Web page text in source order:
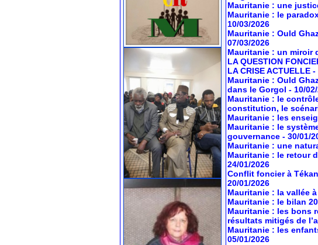
Mauritanie : une
Mauritanie : le
10/03/2026
Mauritanie : Ould
07/03/2026
Mauritanie : un miroir
LA QUESTION
LA CRISE ACTUELLE -
Mauritanie : Ould
dans le Gorgol - 10/
Mauritanie : le
constitution, le
Mauritanie : les
Mauritanie : le
gouvernance - 30/01/
Mauritanie : une
Mauritanie : le retour
24/01/2026
Conflit foncier à
20/01/2026
Mauritanie : la vallée
Mauritanie : le bilan
Mauritanie : les bons
résultats mitigés de
Mauritanie : les
05/01/2026